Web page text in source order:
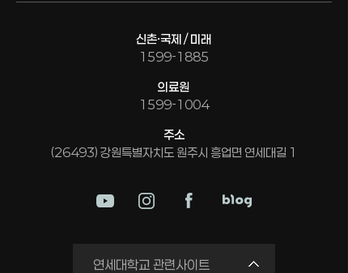
신촌·국제 / 미래
1599-1885
의료원
1599-1004
주소
(26493) 강원특별자치도 원주시 흥업면 연세대길 1
연세대학교 관련사이트
미래평생교육원